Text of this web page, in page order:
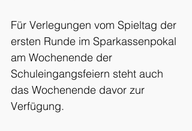
Für Verlegungen vom Spieltag der
ersten Runde im Sparkassenpokal
am Wochenende der
Schuleingangsfeiern steht auch
das Wochenende davor zur
Verfügung.